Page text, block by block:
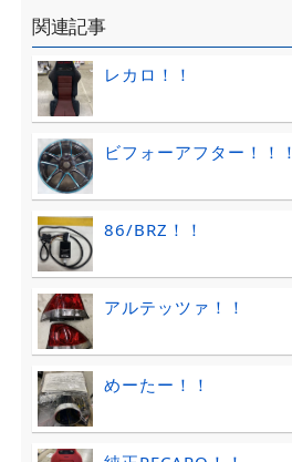
関連記事
レカロ！！
ビフォーアフター！！！
86/BRZ！！
アルテッツァ！！
めーたー！！